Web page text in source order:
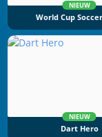
NIEUW
World Cup
NIEUW
Dart Hero